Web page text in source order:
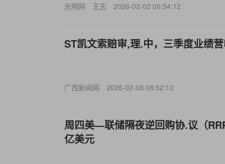
光明网 王志 2026-02-02 00:54:12
ST凯文索赔审,理.中，三季度业绩
广西新闻网 2026-02-08 08:52:12
周四美—联储隔夜逆回购协.议（
亿美元